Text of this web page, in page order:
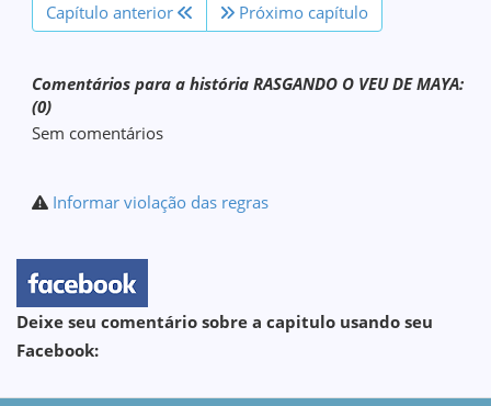
Capítulo anterior Próximo capítulo
Comentários para a história RASGANDO O VEU DE MAYA:
(0)
Sem comentários
Informar violação das regras
Deixe seu comentário sobre a capitulo usando seu
Facebook: